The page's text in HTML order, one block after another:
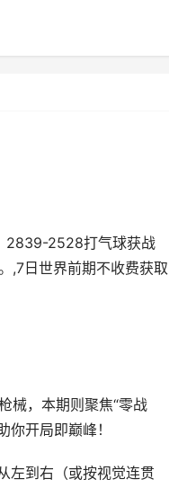
2839-2528打气球获战
,7日世界前期不收费获取
械，本期则聚焦“零战
开局即巅峰！
左到右（或按视觉连贯